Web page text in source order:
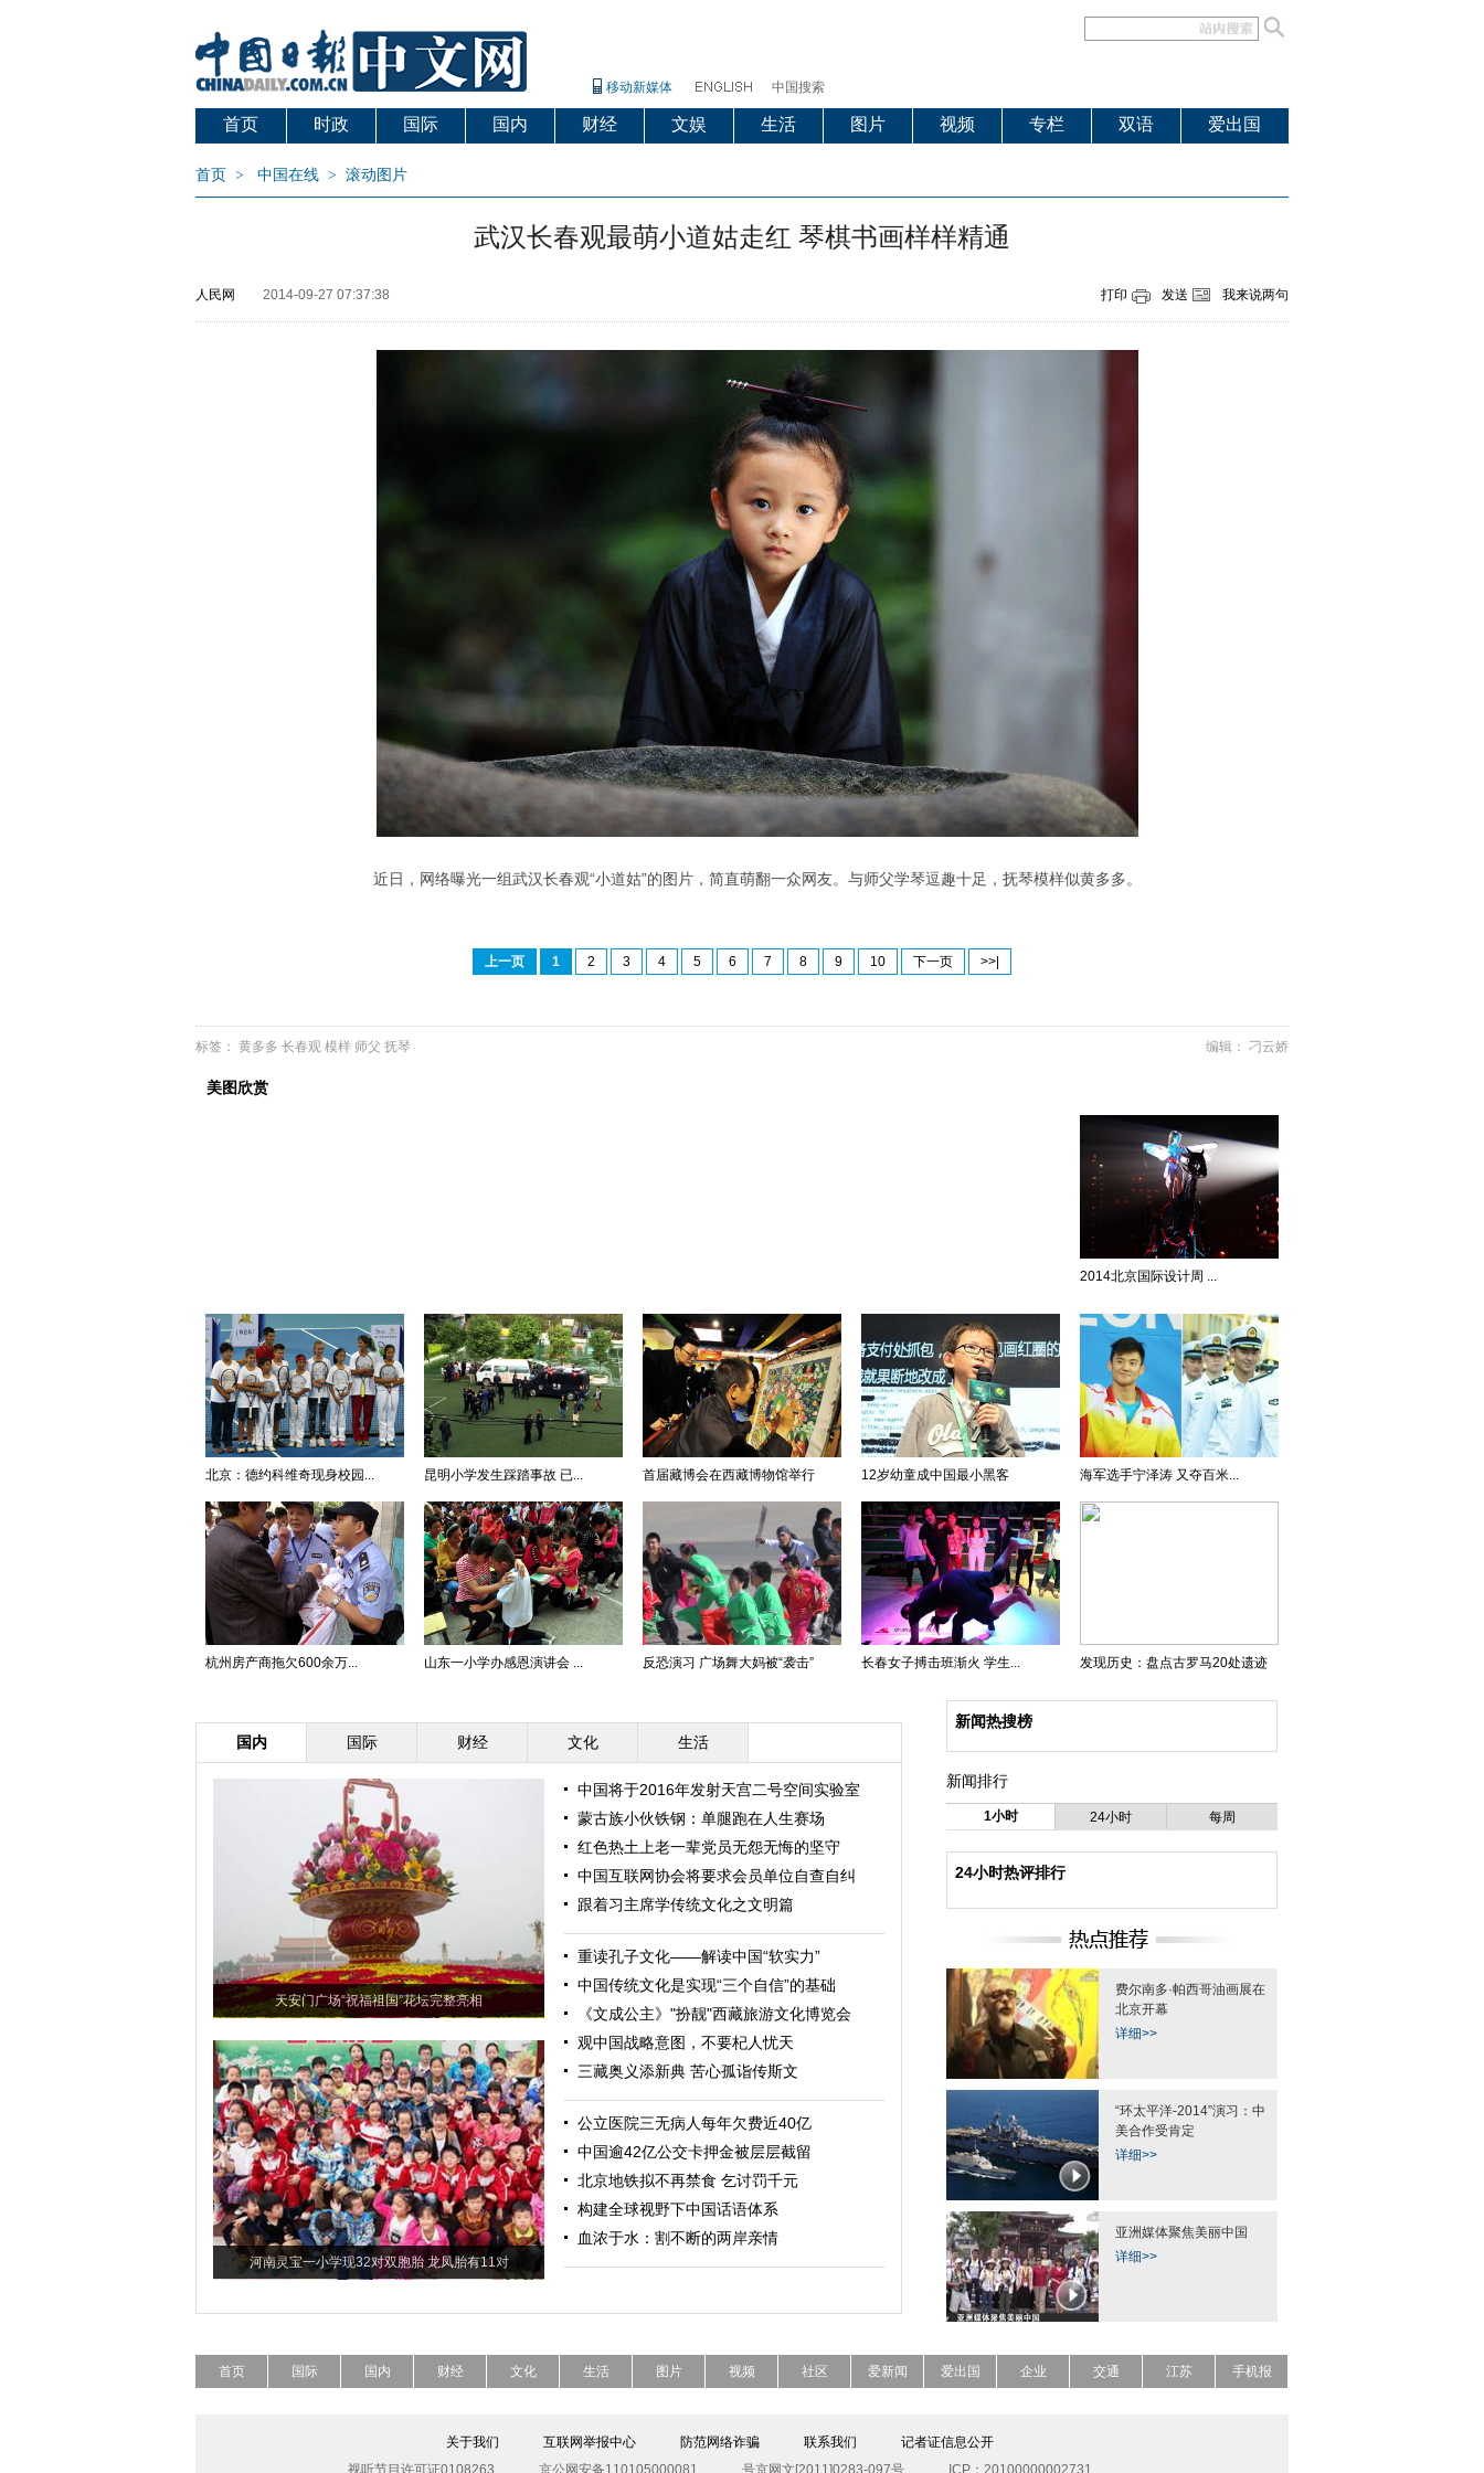
移动新媒体 中国搜索
首页 时政 国际 国内 财经 文娱 生活 图片 视频 专栏 双语 爱出国
首页 > 中国在线 > 滚动图片
武汉长春观最萌小道姑走红 琴棋书画样样精通
人民网 2014-09-27 07:37:38 打印 发送 我来说两句
近日，网络曝光一组武汉长春观“小道姑”的图片，简直萌翻一众网友。与师父学琴逗趣十足，抚琴模样似黄多多。
上一页 1 2 3 4 5 6 7 8 9 10 下一页 >>|
编辑： 刁云娇
标签： 黄多多 长春观 模样 师父 抚琴
美图欣赏
2014北京国际设计周 ...
北京：德约科维奇现身校园... 昆明小学发生踩踏事故 已... 首届藏博会在西藏博物馆举行 12岁幼童成中国最小黑客 海军选手宁泽涛 又夺百米...
杭州房产商拖欠600余万... 山东一小学办感恩演讲会 ... 反恐演习 广场舞大妈被“袭击” 长春女子搏击班渐火 学生... 发现历史：盘点古罗马20处遗迹
国内 国际 财经 文化 生活
天安门广场“祝福祖国”花坛完整亮相
河南灵宝一小学现32对双胞胎 龙凤胎有11对
中国将于2016年发射天宫二号空间实验室
蒙古族小伙铁钢：单腿跑在人生赛场
红色热土上老一辈党员无怨无悔的坚守
中国互联网协会将要求会员单位自查自纠
跟着习主席学传统文化之文明篇
重读孔子文化——解读中国“软实力”
中国传统文化是实现“三个自信”的基础
《文成公主》"扮靓"西藏旅游文化博览会
观中国战略意图，不要杞人忧天
三藏奥义添新典 苦心孤诣传斯文
公立医院三无病人每年欠费近40亿
中国逾42亿公交卡押金被层层截留
北京地铁拟不再禁食 乞讨罚千元
构建全球视野下中国话语体系
血浓于水：割不断的两岸亲情
新闻热搜榜
新闻排行
1小时 24小时 每周
24小时热评排行
费尔南多·帕西哥油画展在
北京开幕
详细>>
“环太平洋-2014”演习：中
美合作受肯定
详细>>
亚洲媒体聚焦美丽中国
详细>>
首页 国际 国内 财经 文化 生活 图片 视频 社区 爱新闻 爱出国 企业 交通 江苏 手机报
关于我们 互联网举报中心 防范网络诈骗 联系我们
记者证信息公开
视听节目许可证0108263
京公网安备110105000081 号京网文[2011]0283-097号 ICP：20100000002731